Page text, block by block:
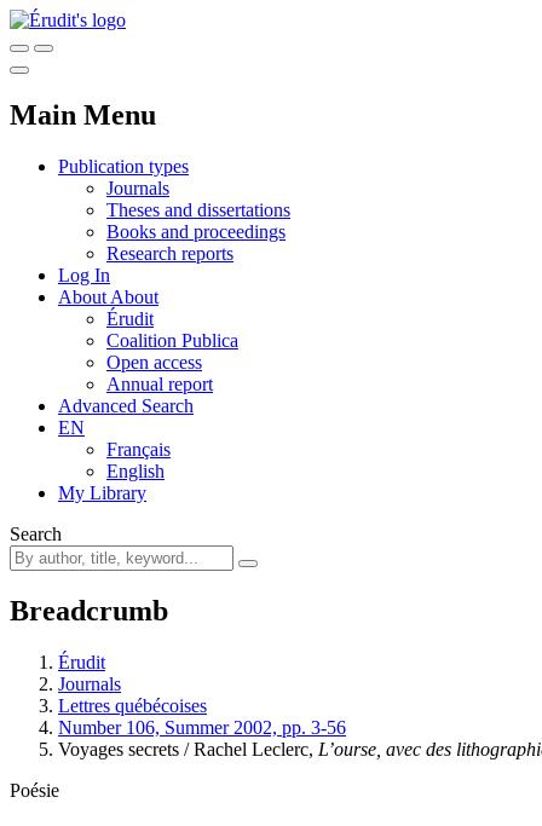
Main Menu
Publication types
Journals
Theses and dissertations
Books and proceedings
Research reports
Log In
About About
Érudit
Coalition Publica
Open access
Annual report
Advanced Search
EN
Français
English
My Library
Search
Breadcrumb
Érudit
Journals
Lettres québécoises
Number 106, Summer 2002, pp. 3-56
Voyages secrets / Rachel Leclerc, L’ourse, avec des
Poésie